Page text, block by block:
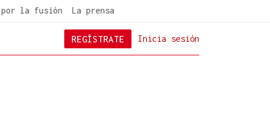
la fusión La prensa
Inicia sesión
REGÍSTRATE